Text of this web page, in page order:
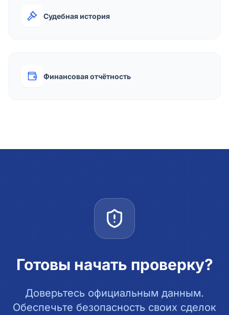
Судебная история
Финансовая отчётность
Готовы начать проверку?
Доверьтесь официальным данным.
Обеспечьте безопасность своих сделок